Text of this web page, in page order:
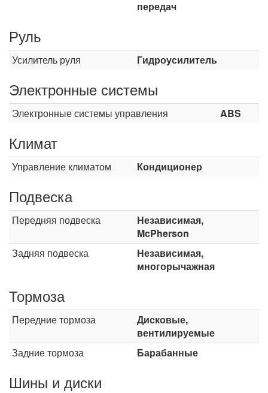
передач
Руль
Усилитель руля Гидроусилитель
Электронные системы
Электронные системы управления ABS
Климат
Управление климатом Кондиционер
Подвеска
Передняя подвеска
Независимая,
McPherson
Задняя подвеска
Независимая,
многорычажная
Тормоза
Передние тормоза
Дисковые,
вентилируемые
Задние тормоза
Барабанные
Шины и диски